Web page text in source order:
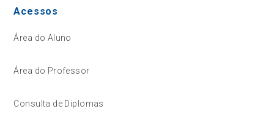
Acessos
Área do Aluno
Área do Professor
Consulta de Diplomas